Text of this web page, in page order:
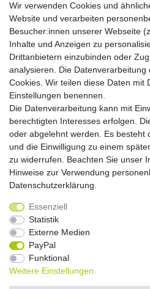
Unsere Fachberatung:
Montag - Freitag, 9.00 - 21.00
Zahlungsmöglichkeiten
Versandkosten
Versandarten
Auslandsversand,
Insellieferung
Widerrufs­recht
Daten­schutz­erklärung
Wir verwenden Cookies und
Website und verarbeiten
Besucher:innen unserer Webseite
Inhalte und Anzeigen zu
Drittanbietern einzubinden oder
analysieren. Die
Cookies. Wir teilen diese Daten mit
Einstellungen benennen.
Die Datenverarbeitung kann mit
berechtigten Interesses erfolgen.
oder abgelehnt werden. Es besteht
und die Einwilligung zu einem
zu widerrufen. Beachten Sie unser
Hinweise zur Verwendung
Daten­schutz­erklärung
Essenziell
Statistik
Externe Medien
PayPal
Funktional
Weitere Einstellungen